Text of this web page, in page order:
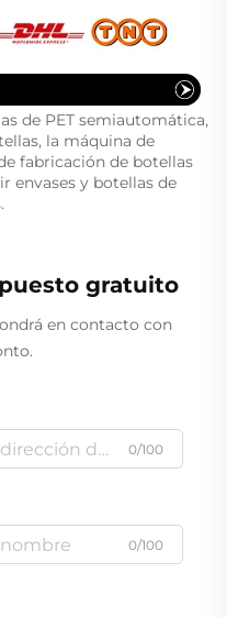
de PET semiautomática,
la máquina de
fabricación de botellas
envases y botellas de
gratuito
en contacto con
0/100
0/100